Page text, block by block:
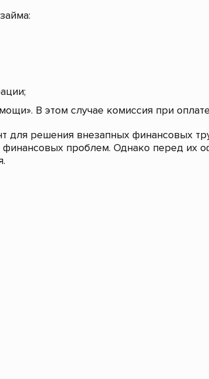
В этом случае комиссия при
для решения внезапных финансовых
проблем. Однако перед их